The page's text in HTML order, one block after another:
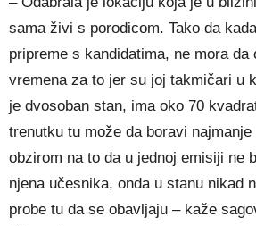
sama živi s porodicom. Tako da
pripreme s kandidatima, ne mora da
vremena za to jer su joj takmičari u
je dvosoban stan, ima oko 70
trenutku tu može da boravi
obzirom na to da u jednoj emisiji ne
njena učesnika, onda u stanu nikad
probe tu da se obavljaju – kaže